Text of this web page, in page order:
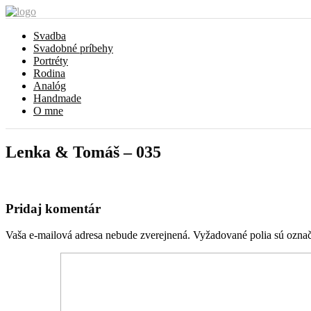
Svadba
Svadobné príbehy
Portréty
Rodina
Analóg
Handmade
O mne
Lenka & Tomáš – 035
Pridaj komentár
Vaša e-mailová adresa nebude zverejnená. Vyžadované polia sú